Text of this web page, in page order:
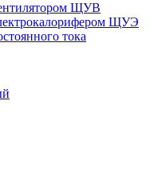
ЩУВ
ЩУЭ
тока